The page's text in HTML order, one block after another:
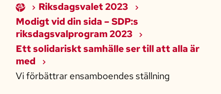
Riksdagsvalet 2023
Modigt vid din sida – SDP:s
riksdagsvalprogram 2023
Ett solidariskt samhälle ser till att alla är
med
Vi förbättrar ensamboendes ställning